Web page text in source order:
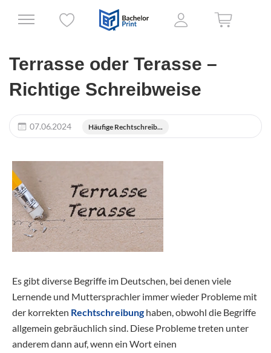
Terrasse oder Terasse –
Richtige Schreibweise
07.06.2024 Häufige Rechtschreib...
Es gibt diverse Begriffe im Deutschen, bei denen viele
Lernende und Muttersprachler immer wieder Probleme mit
der korrekten Rechtschreibung haben, obwohl die Begriffe
allgemein gebräuchlich sind. Diese Probleme treten unter
anderem dann auf, wenn ein Wort einen